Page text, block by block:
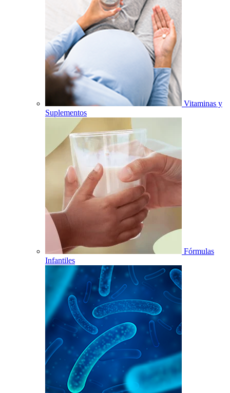
Vitaminas y
Suplementos
Fórmulas
Infantiles